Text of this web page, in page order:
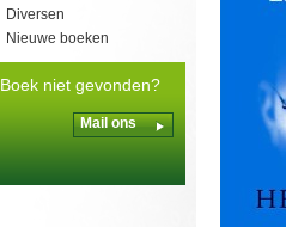
Diversen
Nieuwe boeken
Boek niet gevonden?
Mail ons